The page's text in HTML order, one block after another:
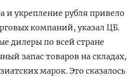
и укрепление рубля привело
компаний, указал ЦБ.
дилеры по всей стране
запас товаров на складах,
марок. Это сказалось